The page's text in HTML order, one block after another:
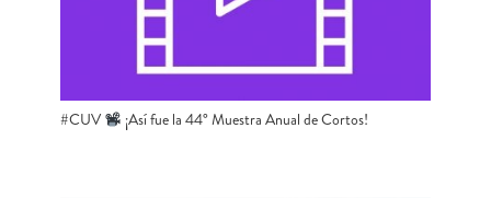
#CUV ​ ​ ¡Así fue la 44° Muestra Anual de Cortos!